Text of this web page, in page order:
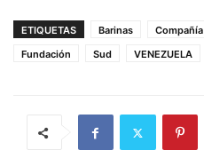
ETIQUETAS Barinas Compañía
Fundación
Sud VENEZUELA